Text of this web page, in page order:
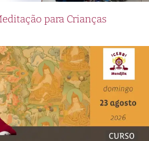
para Crianças